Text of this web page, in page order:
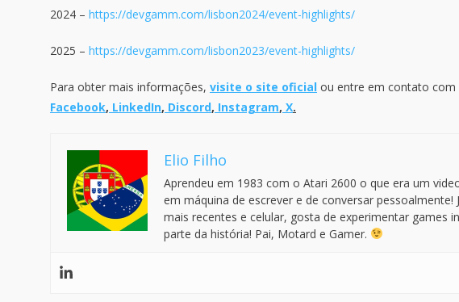
2024 – https://devgamm.com/lisbon2024/event-highlights/
2025 – https://devgamm.com/lisbon2023/event-highlights/
Para obter mais informações, visite o site oficial ou entre em contato com
Facebook, LinkedIn, Discord, Instagram, X.
Elio Filho
Aprendeu em 1983 com o Atari 2600 o que era um
em máquina de escrever e de conversar
mais recentes e celular, gosta de experimentar games
parte da história! Pai, Motard e Gamer.